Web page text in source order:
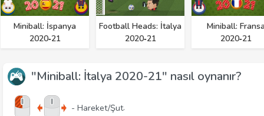
Miniball: İspanya
2020‑21
Football Heads: İtalya
2020‑21
Miniball:
2020‑21
"Miniball: İtalya 2020-21" nasıl oynanır?
- Hareket/Şut.